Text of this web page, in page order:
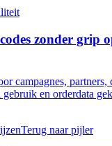
zonder grip
campagnes, partners,
gebruik en orderdata
Terug naar pijler